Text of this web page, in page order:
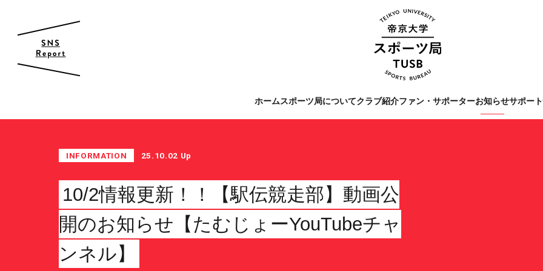
ホームスポーツ局についてクラブ紹介ファン・サポーターお知らせサポー
帝京大学 スポーツ局
クラブ紹介
ファン・サポーター
サポーターの会 カレンダー
Tags
INFORMATION 25.10.02 Up
10/2情報更新！！【駅伝競走部】動画公
開のお知らせ【たむじょーYouTubeチャ
ンネル】